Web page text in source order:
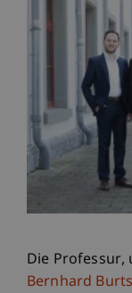
Die Professur,
Bernhard